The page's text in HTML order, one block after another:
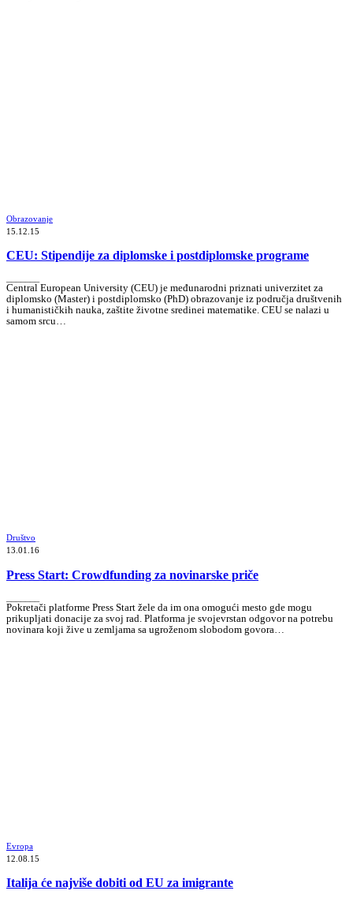
Obrazovanje
15.12.15
CEU: Stipendije za diplomske i postdiplomske programe
Central European University (CEU) je međunarodni priznati univerzitet za
diplomsko (Master) i postdiplomsko (PhD) obrazovanje iz područja društvenih
i humanističkih nauka, zaštite životne sredinei matematike. CEU se nalazi u
samom srcu…
Društvo
13.01.16
Press Start: Crowdfunding za novinarske priče
Pokretači platforme Press Start žele da im ona omogući mesto gde mogu
prikupljati donacije za svoj rad. Platforma je svojevrstan odgovor na potrebu
novinara koji žive u zemljama sa ugroženom slobodom govora…
Evropa
12.08.15
Italija će najviše dobiti od EU za imigrante